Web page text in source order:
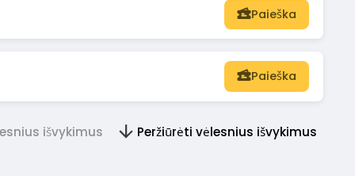
Paieška
Paieška
išvykimus Peržiūrėti vėlesnius išvykimus